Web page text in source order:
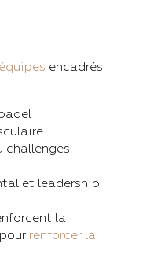
encadrés
challenges
et leadership
la
renforcer la